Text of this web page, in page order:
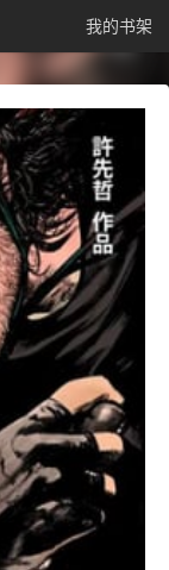
我的书架